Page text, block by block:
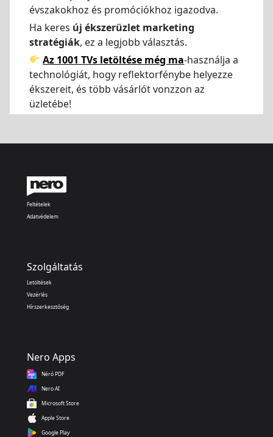
évszakokhoz és promóciókhoz igazodva.
Ha keres új ékszerüzlet marketing
stratégiák, ez a legjobb választás.
Az 1001 TVs letöltése még ma-használja a
technológiát, hogy reflektorfénybe helyezze
ékszereit, és több vásárlót vonzzon az
üzletébe!
Feltételek
Adatvédelem
Szolgáltatás
Letöltések
Vezérlés
Hírszerkesztőség
Nero Apps
Néró PDF
Nero AI
Microsoft Store
Apple Store
Google Play